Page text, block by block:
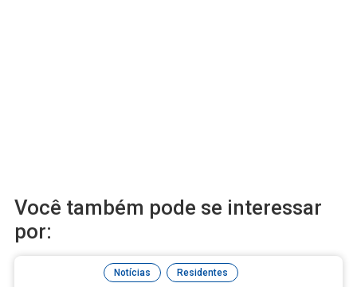
Você também pode se interessar
por:
Notícias , Residentes